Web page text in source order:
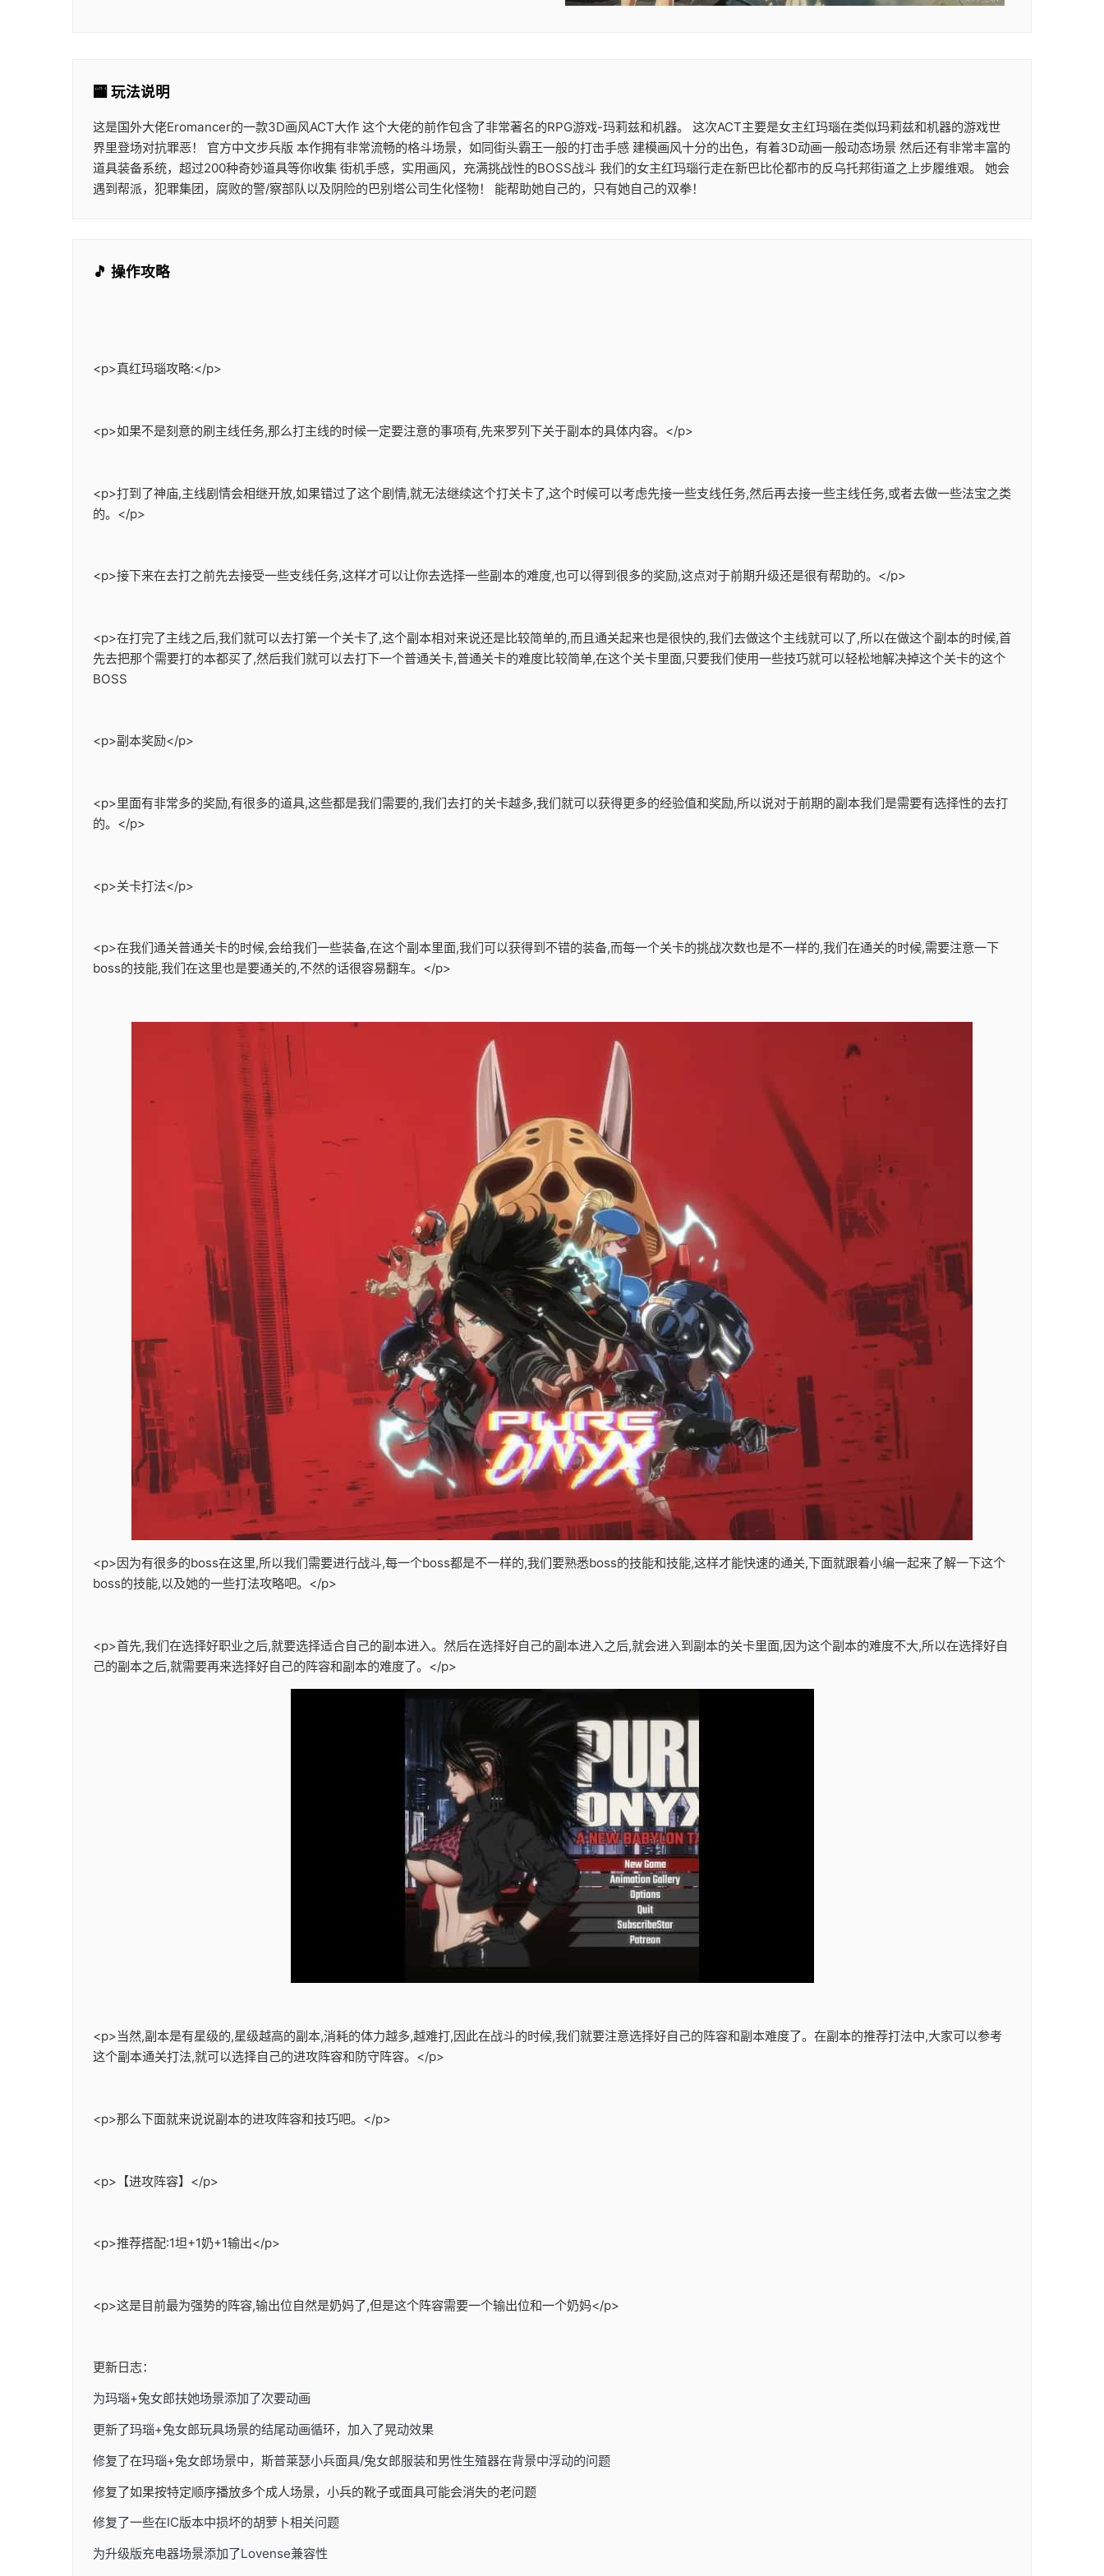
🏧 玩法说明
这是国外大佬Eromancer的一款3D画风ACT大作 这个大佬的前作包含了非常著名的RPG游戏-玛莉兹和机器。 这次ACT主要是女主红玛瑙在类似玛莉兹和机器的游戏世
界里登场对抗罪恶！ 官方中文步兵版 本作拥有非常流畅的格斗场景，如同街头霸王一般的打击手感 建模画风十分的出色，有着3D动画一般动态场景 然后还有非常丰富的
道具装备系统，超过200种奇妙道具等你收集 街机手感，实用画风，充满挑战性的BOSS战斗 我们的女主红玛瑙行走在新巴比伦都市的反乌托邦街道之上步履维艰。 她会
遇到帮派，犯罪集团，腐败的警/察部队以及阴险的巴别塔公司生化怪物！ 能帮助她自己的，只有她自己的双拳！
🎵 操作攻略
<p>真红玛瑙攻略:</p>
<p>如果不是刻意的刷主线任务,那么打主线的时候一定要注意的事项有,先来罗列下关于副本的具体内容。</p>
<p>打到了神庙,主线剧情会相继开放,如果错过了这个剧情,就无法继续这个打关卡了,这个时候可以考虑先接一些支线任务,然后再去接一些主线任务,或者去做一些法宝之类
的。</p>
<p>接下来在去打之前先去接受一些支线任务,这样才可以让你去选择一些副本的难度,也可以得到很多的奖励,这点对于前期升级还是很有帮助的。</p>
<p>在打完了主线之后,我们就可以去打第一个关卡了,这个副本相对来说还是比较简单的,而且通关起来也是很快的,我们去做这个主线就可以了,所以在做这个副本的时候,首
先去把那个需要打的本都买了,然后我们就可以去打下一个普通关卡,普通关卡的难度比较简单,在这个关卡里面,只要我们使用一些技巧就可以轻松地解决掉这个关卡的这个
BOSS
<p>副本奖励</p>
<p>里面有非常多的奖励,有很多的道具,这些都是我们需要的,我们去打的关卡越多,我们就可以获得更多的经验值和奖励,所以说对于前期的副本我们是需要有选择性的去打
的。</p>
<p>关卡打法</p>
<p>在我们通关普通关卡的时候,会给我们一些装备,在这个副本里面,我们可以获得到不错的装备,而每一个关卡的挑战次数也是不一样的,我们在通关的时候,需要注意一下
boss的技能,我们在这里也是要通关的,不然的话很容易翻车。</p>
<p>因为有很多的boss在这里,所以我们需要进行战斗,每一个boss都是不一样的,我们要熟悉boss的技能和技能,这样才能快速的通关,下面就跟着小编一起来了解一下这个
boss的技能,以及她的一些打法攻略吧。</p>
<p>首先,我们在选择好职业之后,就要选择适合自己的副本进入。然后在选择好自己的副本进入之后,就会进入到副本的关卡里面,因为这个副本的难度不大,所以在选择好自
己的副本之后,就需要再来选择好自己的阵容和副本的难度了。</p>
<p>当然,副本是有星级的,星级越高的副本,消耗的体力越多,越难打,因此在战斗的时候,我们就要注意选择好自己的阵容和副本难度了。在副本的推荐打法中,大家可以参考
这个副本通关打法,就可以选择自己的进攻阵容和防守阵容。</p>
<p>那么下面就来说说副本的进攻阵容和技巧吧。</p>
<p>【进攻阵容】</p>
<p>推荐搭配:1坦+1奶+1输出</p>
<p>这是目前最为强势的阵容,输出位自然是奶妈了,但是这个阵容需要一个输出位和一个奶妈</p>
更新日志：
为玛瑙+兔女郎扶她场景添加了次要动画
更新了玛瑙+兔女郎玩具场景的结尾动画循环，加入了晃动效果
修复了在玛瑙+兔女郎场景中，斯普莱瑟小兵面具/兔女郎服装和男性生殖器在背景中浮动的问题
修复了如果按特定顺序播放多个成人场景，小兵的靴子或面具可能会消失的老问题
修复了一些在IC版本中损坏的胡萝卜相关问题
为升级版充电器场景添加了Lovense兼容性